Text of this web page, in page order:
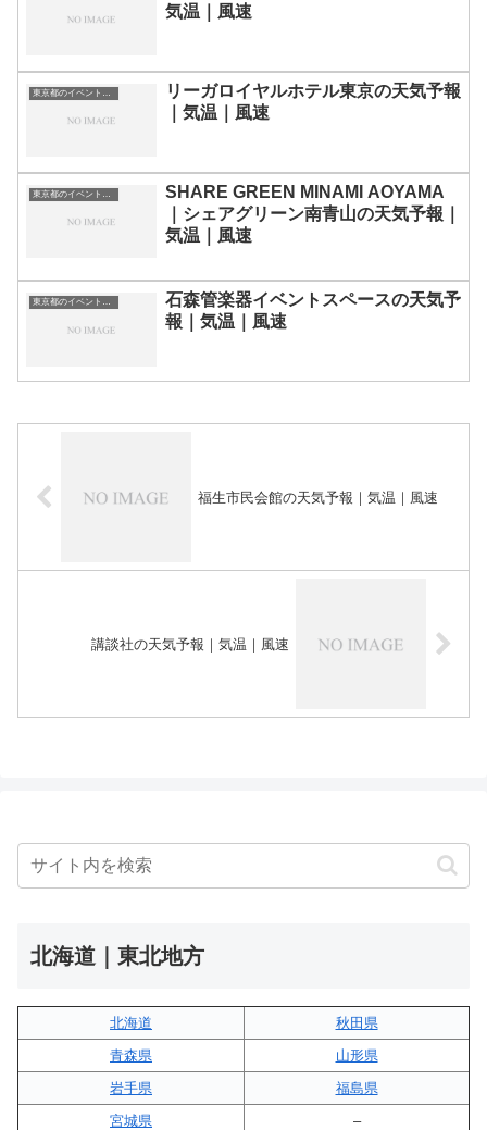
気温｜風速
リーガロイヤルホテル東京の天気予報
｜気温｜風速
SHARE GREEN MINAMI AOYAMA
｜シェアグリーン南青山の天気予報｜
気温｜風速
東京都のイベント会場一覧
石森管楽器イベントスペースの天気予
報｜気温｜風速
福生市民会館の天気予報｜気温｜風速
講談社の天気予報｜気温｜風速
北海道｜東北地方
北海道
秋田県
青森県
山形県
岩手県
福島県
宮城県
–